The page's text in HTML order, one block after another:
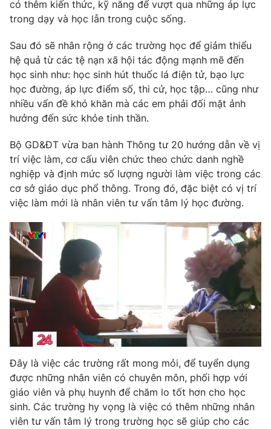
có thêm kiến thức, kỹ năng để vượt qua những áp lực
trong dạy và học lẫn trong cuộc sống.
Sau đó sẽ nhân rộng ở các trường học để giảm thiểu
hệ quả từ các tệ nạn xã hội tác động mạnh mẽ đến
học sinh như: học sinh hút thuốc lá điện tử, bạo lực
học đường, áp lực điểm số, thi cử, học tập… cũng như
nhiều vấn đề khó khăn mà các em phải đối mặt ảnh
hưởng đến sức khỏe tinh thần.
Bộ GD&ĐT vừa ban hành Thông tư 20 hướng dẫn về vị
trí việc làm, cơ cấu viên chức theo chức danh nghề
nghiệp và định mức số lượng người làm việc trong các
cơ sở giáo dục phổ thông. Trong đó, đặc biệt có vị trí
việc làm mới là nhân viên tư vấn tâm lý học đường.
Đây là việc các trường rất mong mỏi, để tuyển dụng
được những nhân viên có chuyên môn, phối hợp với
giáo viên và phụ huynh để chăm lo tốt hơn cho học
sinh. Các trường hy vọng là việc có thêm những nhân
viên tư vấn tâm lý trong trường học sẽ giúp cho các